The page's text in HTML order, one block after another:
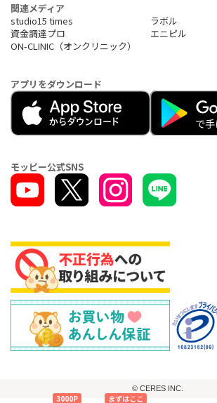
3000P まずはここ
関連メディア
studio15 times
ラボル
資金調達プロ
エニピル
ON-CLINIC（オンクリニック）
アプリをダウンロード
モッピー公式SNS
© CERES INC.